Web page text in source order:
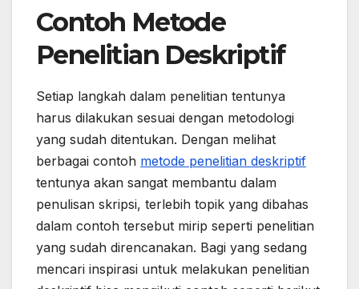
Contoh Metode
Penelitian Deskriptif
Setiap langkah dalam penelitian tentunya
harus dilakukan sesuai dengan metodologi
yang sudah ditentukan. Dengan melihat
berbagai contoh metode penelitian deskriptif
tentunya akan sangat membantu dalam
penulisan skripsi, terlebih topik yang dibahas
dalam contoh tersebut mirip seperti penelitian
yang sudah direncanakan. Bagi yang sedang
mencari inspirasi untuk melakukan penelitian